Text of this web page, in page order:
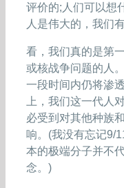
评价的;人们可以想
人是伟大的，我们
看，我们真的是第
或核战争问题的人
一段时间内仍将渗
上，我们这一代人
必受到对其他种族
响。(我没有忘记9/
本的极端分子并不
念。)